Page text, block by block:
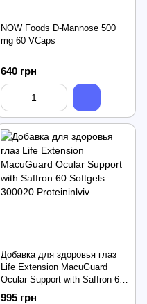
NOW Foods D-Mannose 500
mg 60 VCaps
640 грн
Добавка для здоровья глаз
Life Extension MacuGuard
Ocular Support with Saffron 60
Softgels
995 грн